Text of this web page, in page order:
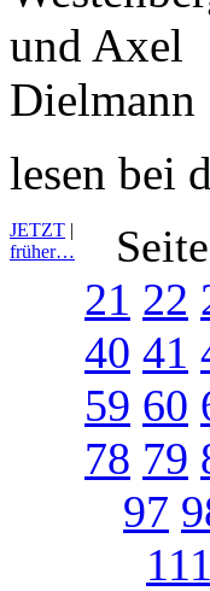
lesen bei
JETZT |
früher…
21 22
40 41
59 60
78 79
97
111